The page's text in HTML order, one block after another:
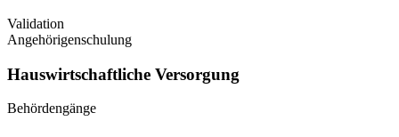
Validation
Angehörigenschulung
Hauswirtschaftliche Versorgung
Behördengänge